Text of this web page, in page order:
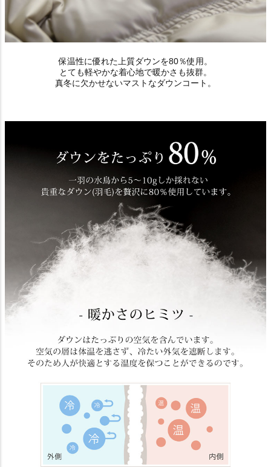
保温性に優れた上質ダウンを80％使用。
とても軽やかな着心地で暖かさも抜群。
真冬に欠かせないマストなダウンコート。